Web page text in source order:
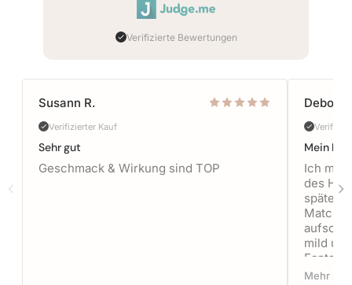
Verifizierte Bewertungen
Susann R.
Verifizierter Kauf
Sehr gut
Geschmack & Wirkung sind TOP
Mein
Ich
des
späten
Matcha
mild
meinen
Mehr